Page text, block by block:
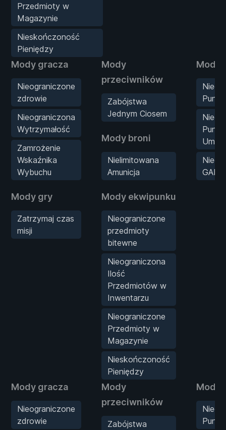
Przedmioty w
Magazynie
Nieskończoność
Pieniędzy
Mody gracza
Nieograniczone
zdrowie
Nieograniczona
Wytrzymałość
Zamrożenie
Wskaźnika
Wybuchu
Mody gry
Zatrzymaj czas
misji
Mody
przeciwników
Zabójstwa
Jednym Ciosem
Mody broni
Nielimitowana
Amunicja
Mody ekwipunku
Nieograniczone
przedmioty
bitewne
Nieograniczona
Ilość
Przedmiotów w
Inwentarzu
Nieograniczone
Przedmioty w
Magazynie
Nieskończoność
Pieniędzy
Mody
GAP
Mody gracza
Nieograniczone
zdrowie
Mody
przeciwników
Zabójstwa
Mody